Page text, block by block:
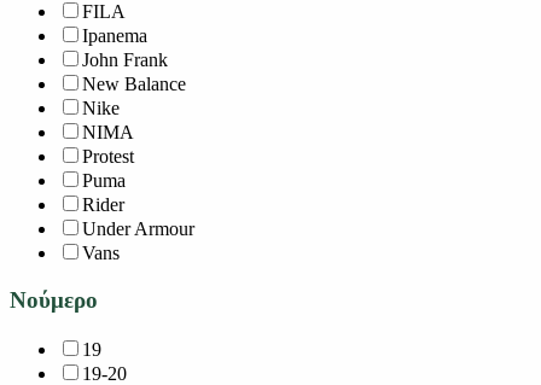
FILA
Ipanema
John Frank
New Balance
Nike
NIMA
Protest
Puma
Rider
Under Armour
Vans
Νούμερο
19
19-20